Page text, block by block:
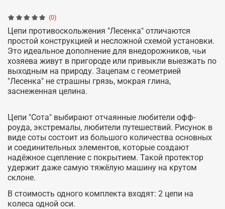
(0)
Цепи противоскольжения "Лесенка" отличаются
простой конструкцией и несложной схемой установки.
Это идеальное дополнение для внедорожников, чьи
хозяева живут в пригороде или привыкли выезжать по
выходным на природу. Зацепам с геометрией
"Лесенка" не страшны грязь, мокрая глина,
заснеженная целина.
Цепи "Сота" выбирают отчаянные любители офф-
роуда, экстремалы, любители путешествий. Рисунок в
виде соты состоит из большого количества основных
и соединительных элементов, которые создают
надёжное сцепление с покрытием. Такой протектор
удержит даже самую тяжёлую машину на крутом
склоне.
В стоимость одного комплекта входят: 2 цепи на
колеса одной оси.